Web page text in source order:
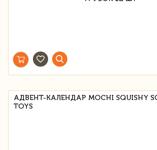
АДВЕНТ-КАЛЕНДАР MOCHI SQUISHY
TOYS